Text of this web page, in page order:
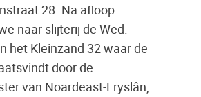
28. Na afloop
naar slijterij de Wed.
het Kleinzand 32 waar de
door de
van Noardeast-Fryslân,